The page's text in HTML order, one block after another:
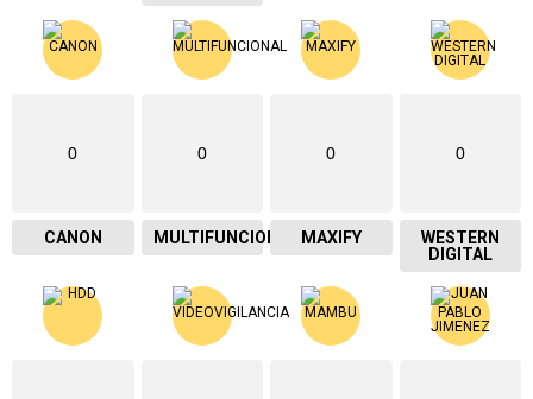
0
CANON
0
MULTIFUNCIONAL
0
MAXIFY
0
WESTERN
DIGITAL